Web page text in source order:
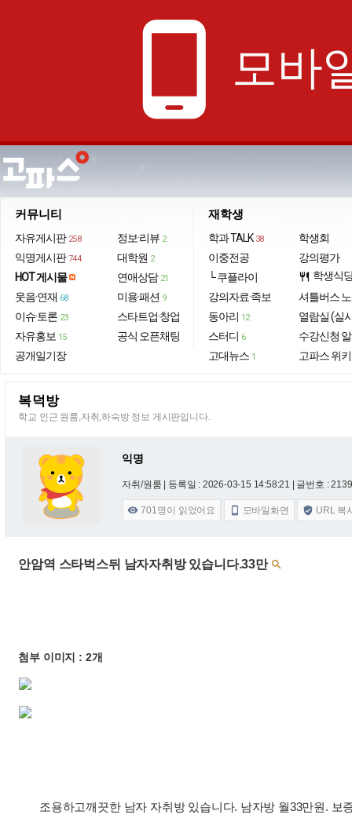
phone_android 모바
커뮤니티
자유게시판 258
익명게시판 744
HOT 게시물
웃음·연재 68
이슈·토론 23
자유홍보 15
공개일기장
정보·리뷰 2
대학원 2
연애상담 21
미용·패션 9
스타트업·창업
공식 오픈채팅
재학생
학과 TALK 38
이중전공
└ 쿠플라이
강의자료·족보
동아리 12
스터디 6
고대뉴스 1
학생회
강의평가
restaurant 학생식
셔틀버스
열람실 (실
수강신청
고파스 위키
복덕방
학교 인근 원룸,자취,하숙방 정보 게시판입니다.
익명
자취/원룸 | 등록일 : 2026-03-15 14:58:21 | 글번호 :
 701명이 읽었어요  모바일화면  URL 복
안암역 스타벅스뒤 남자자취방 있습니다.33만 
첨부 이미지 : 2개
조용하고깨끗한 남자 자취방 있습니다. 남자방 월33만원. 보